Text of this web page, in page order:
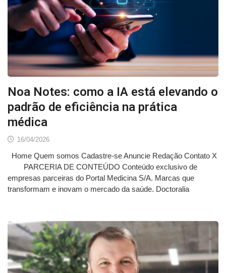
Noa Notes: como a IA está elevando o
padrão de eficiência na prática
médica
16/04/2026
Home Quem somos Cadastre-se Anuncie Redação Contato X
PARCERIA DE CONTEÚDO Conteúdo exclusivo de
empresas parceiras do Portal Medicina S/A. Marcas que
transformam e inovam o mercado da saúde. Doctoralia